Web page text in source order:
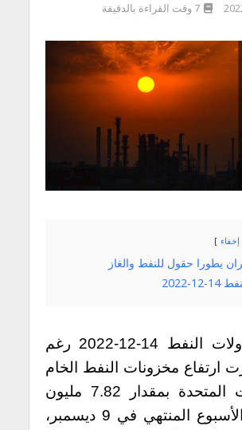
7 وقت القراءة بالدقيقة
إخفاء
يطورا حقول للنفط والغاز
2022
ارتفعت تداولات النفط 14-12-2022 رغم
ارتفاع مخزونات النفط الخام
في الولايات المتحدة بمقدار 7.82 مليون
برميل في الأسبوع المنتهي في 9 ديسمبر،